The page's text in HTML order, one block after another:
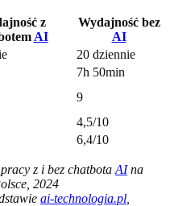
z
AI
Wydajność bez
AI
20 dziennie
7h 50min
9
4,5/10
6,4/10
z i bez chatbota AIna
2024
ai-technologia.pl